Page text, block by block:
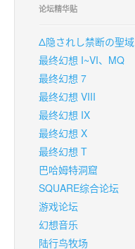
论坛精华贴
Δ隐されし禁断の聖域
最终幻想 I~VI、MQ
最终幻想 7
最终幻想 VIII
最终幻想 IX
最终幻想 X
最终幻想 T
巴哈姆特洞窟
SQUARE综合论坛
游戏论坛
幻想音乐
陆行鸟牧场